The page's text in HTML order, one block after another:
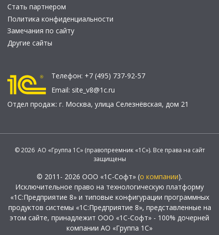
Стать партнером
Политика конфиденциальности
Замечания по сайту
Другие сайты
Телефон: +7 (495) 737-92-57
Email: site_v8@1c.ru
Отдел продаж: г. Москва, улица Селезнёвская, дом 21
© 2026 АО «Группа 1С» (правопреемник «1С»). Все права на сайт
защищены
© 2011- 2026 ООО «1С-Софт» (о компании).
Исключительное право на технологическую платформу
«1С:Предприятие 8» и типовые конфигурации программных
продуктов системы «1С:Предприятие 8», представленные на
этом сайте, принадлежит ООО «1С-Софт» - 100% дочерней
компании АО «Группа 1С»